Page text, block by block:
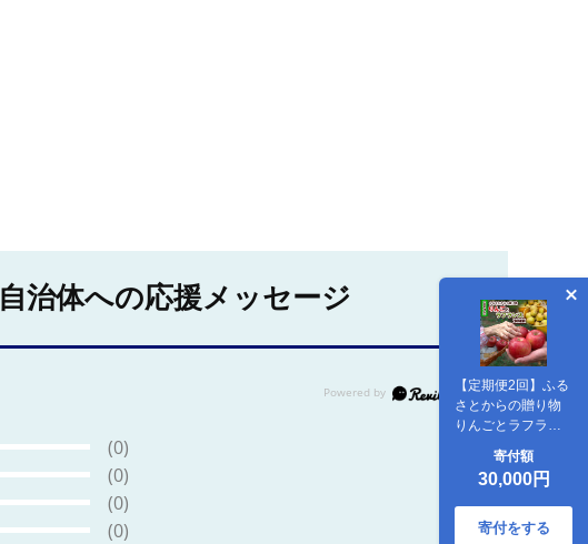
【定期便2回】ふる
さとからの贈り物
りんごとラフラン
行予約】FS23-657
寄付額
30,000円
寄付をする
自治体への応援メッセージ
(0)
(0)
(0)
(0)